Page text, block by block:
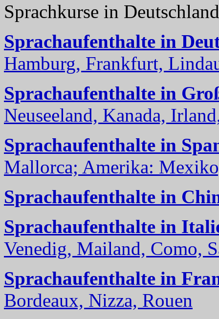
Sprachkurse in
Sprachaufenthalte in
Hamburg, Frankfurt,
Sprachaufenthalte in
Neuseeland, Kanada,
Sprachaufenthalte in
Mallorca; Amerika:
Sprachaufenthalte in
Sprachaufenthalte in
Venedig, Mailand, Como,
Sprachaufenthalte in
Bordeaux, Nizza, Rouen